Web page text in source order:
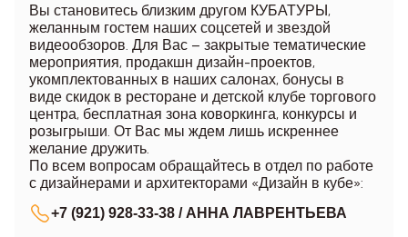
Вы становитесь близким другом КУБАТУРЫ,
желанным гостем наших соцсетей и звездой
видеообзоров. Для Вас – закрытые тематические
мероприятия, продакшн дизайн-проектов,
укомплектованных в наших салонах, бонусы в
виде скидок в ресторане и детской клубе торгового
центра, бесплатная зона коворкинга, конкурсы и
розыгрыши. От Вас мы ждем лишь искреннее
желание дружить.
По всем вопросам обращайтесь в отдел по работе
с дизайнерами и архитекторами «Дизайн в кубе»:
+7 (921) 928-33-38 / АННА ЛАВРЕНТЬЕВА